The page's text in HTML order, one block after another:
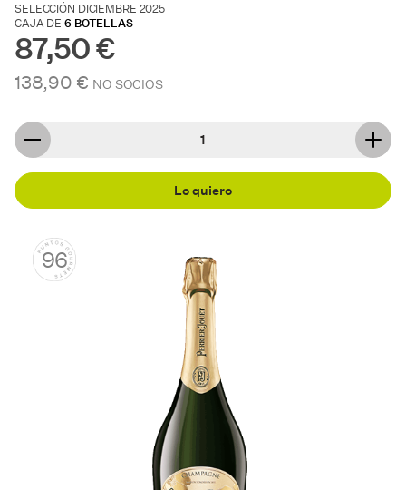
SELECCIÓN DICIEMBRE 2025
CAJA DE6 BOTELLAS
87,50 €
138,90 € NO SOCIOS
Lo quiero
96